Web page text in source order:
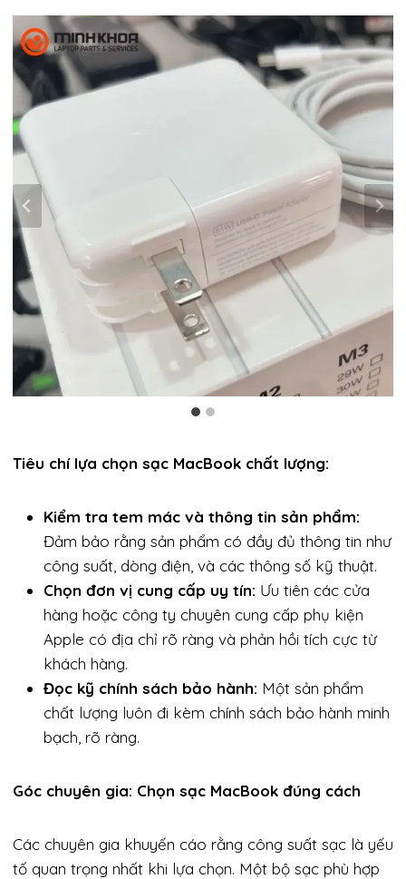
Tiêu chí lựa chọn sạc MacBook chất lượng:
Kiểm tra tem mác và thông tin sản phẩm:
Đảm bảo rằng sản phẩm có đầy đủ thông tin như
công suất, dòng điện, và các thông số kỹ thuật.
Chọn đơn vị cung cấp uy tín: Ưu tiên các cửa
hàng hoặc công ty chuyên cung cấp phụ kiện
Apple có địa chỉ rõ ràng và phản hồi tích cực từ
khách hàng.
Đọc kỹ chính sách bảo hành: Một sản phẩm
chất lượng luôn đi kèm chính sách bảo hành minh
bạch, rõ ràng.
Góc chuyên gia: Chọn sạc MacBook đúng cách
Các chuyên gia khuyến cáo rằng công suất sạc là yếu
tố quan trọng nhất khi lựa chọn. Một bộ sạc phù hợp